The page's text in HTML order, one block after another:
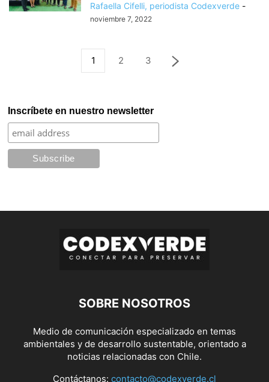
Rafaella Cifelli, periodista Codexverde -
noviembre 7, 2022
1 2 3
Inscríbete en nuestro newsletter
SOBRE NOSOTROS
Medio de comunicación especializado en temas
ambientales y de desarrollo sustentable, orientado a
noticias relacionadas con Chile.
Contáctanos: contacto@codexverde.cl